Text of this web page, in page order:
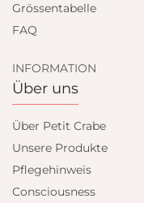
Grössentabelle
FAQ
INFORMATION
Über uns
Über Petit Crabe
Unsere Produkte
Pflegehinweis
Consciousness